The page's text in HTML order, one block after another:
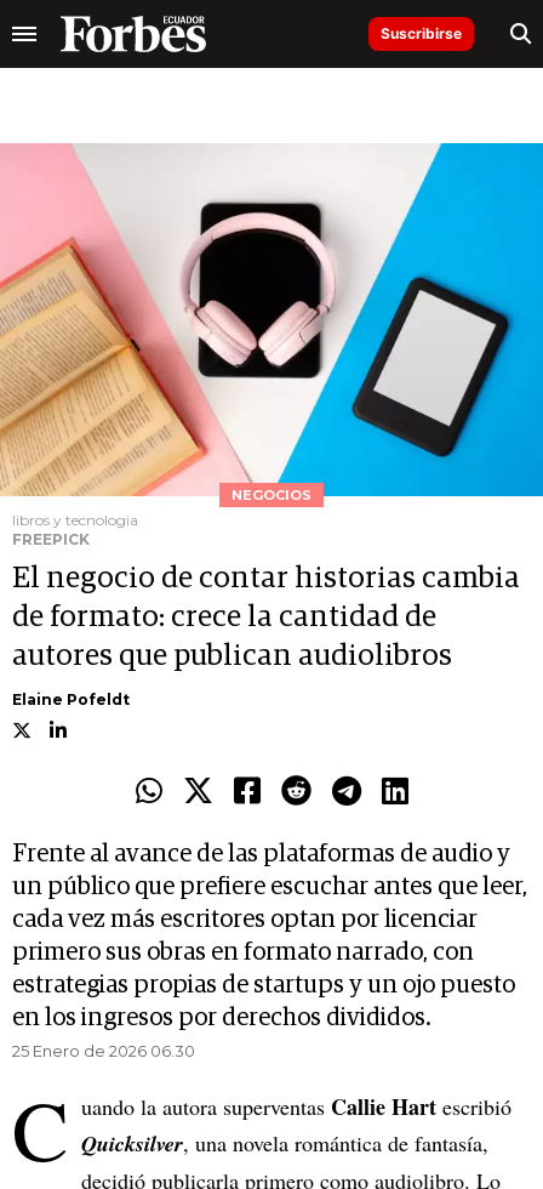
Suscribirse
NEGOCIOS
libros y tecnologia
FREEPICK
El negocio de contar historias cambia
de formato: crece la cantidad de
autores que publican audiolibros
Elaine Pofeldt
Frente al avance de las plataformas de audio y
un público que prefiere escuchar antes que leer,
cada vez más escritores optan por licenciar
primero sus obras en formato narrado, con
estrategias propias de startups y un ojo puesto
en los ingresos por derechos divididos.
25 Enero de 2026 06.30
C uando la autora superventas Callie Hart escribió
Quicksilver, una novela romántica de fantasía,
decidió publicarla primero como audiolibro. Lo